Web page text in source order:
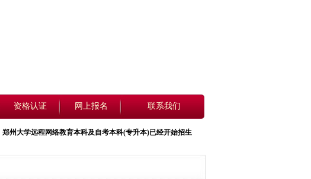
资格认证 网上报名 联系我们
郑州大学远程网络教育本科及自考本科(专升本)已经开始招生，即日起开始报名，详情请看招生简